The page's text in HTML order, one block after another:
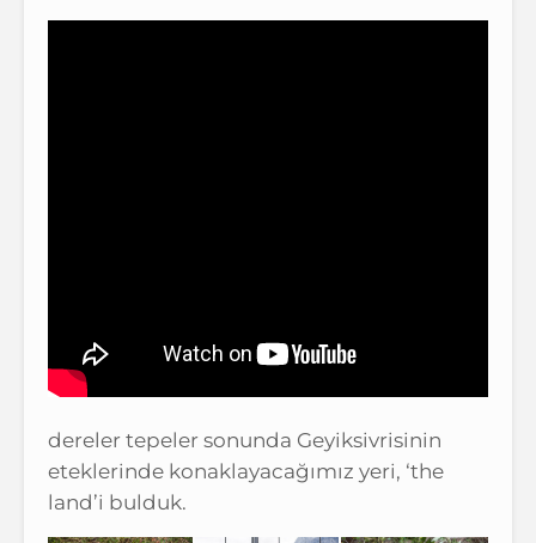
dereler tepeler sonunda Geyiksivrisinin
eteklerinde konaklayacağımız yeri, ‘the
land’i bulduk.